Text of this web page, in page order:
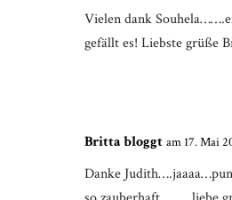
Vielen dank
gefällt es! Liebste grüße
Britta bloggt am 17. Mai
Danke